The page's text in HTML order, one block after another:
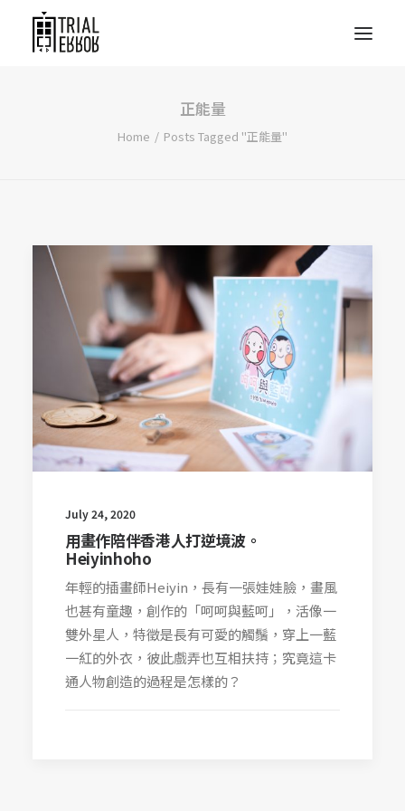
正能量
Home Posts Tagged "正能量"
July 24, 2020
用畫作陪伴香港人打逆境波。
Heiyinhoho
年輕的插畫師Heiyin，長有一張娃娃臉，畫風
也甚有童趣，創作的「呵呵與藍呵」，活像一
雙外星人，特徵是長有可愛的觸鬚，穿上一藍
一紅的外衣，彼此戲弄也互相扶持；究竟這卡
通人物創造的過程是怎樣的？